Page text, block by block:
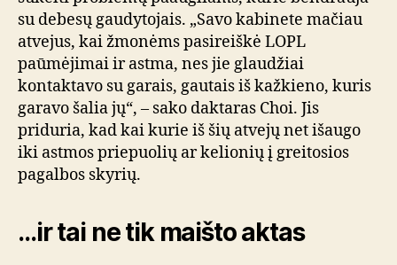
su debesų gaudytojais. „Savo kabinete mačiau
atvejus, kai žmonėms pasireiškė LOPL
paūmėjimai ir astma, nes jie glaudžiai
kontaktavo su garais, gautais iš kažkieno, kuris
garavo šalia jų“, – sako daktaras Choi. Jis
priduria, kad kai kurie iš šių atvejų net išaugo
iki astmos priepuolių ar kelionių į greitosios
pagalbos skyrių.
…ir tai ne tik maišto aktas